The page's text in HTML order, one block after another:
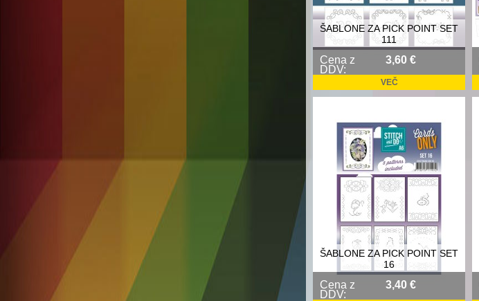
ŠABLONE ZA PICK POINT SET
111
Cena z
DDV:
3,60 €
VEČ
ŠABLONE ZA PICK POINT SET
16
Cena z
DDV:
3,40 €